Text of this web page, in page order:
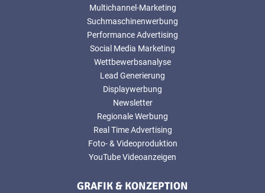
Multichannel-Marketing
Suchmaschinenwerbung
Performance Advertising
Social Media Marketing
Wettbewerbsanalyse
Lead Generierung
Displaywerbung
Newsletter
Regionale Werbung
Real Time Advertising
Foto- & Videoproduktion
YouTube Videoanzeigen
GRAFIK & KONZEPTION